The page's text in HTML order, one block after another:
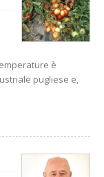
è
pugliese e,